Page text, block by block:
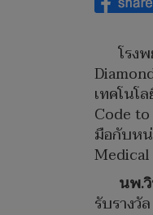
โรง
เทคโนโ
Code
มือกับหน่
นพ.
รับรางวั